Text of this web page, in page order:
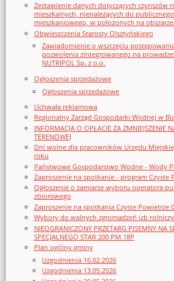
Zestawienie danych dotyczących czynszów
mieszkalnych, nienależących do
mieszkaniowego, w położonych na
Obwieszczenia Starosty Olsztyńskiego
Zawiadomienie o wszczęciu
pozwolenia zintegrowanego na
NUTRIPOL Sp. z o.o.
Ogłoszenia sprzedażowe
Ogłoszenia sprzedażowe
Uchwała reklamowa
Regionalny Zarząd Gospodarki Wodnej w
INFORMACJA O OPŁACIE ZA ZMNIEJSZENIE
TERENOWEJ
Dni wolne dla pracowników Urzędu
roku
Państwowe Gospodarstwo Wodne - Wody
Zaproszenie na spotkanie - program Czyste
Ogłoszenie o zamiarze wyboru operatora
zbiorowego
Zaproszenie na spotkania Czyste Powietrze
Wybory do walnych zgromadzeń izb
NIEOGRANICZONY PRZETARG PISEMNY NA
SPECJALNEGO STAR 200 PM 18P
Plan ogólny gminy
Uzgodnienia 16.02.2026
Uzgodnienia 13.05.2026